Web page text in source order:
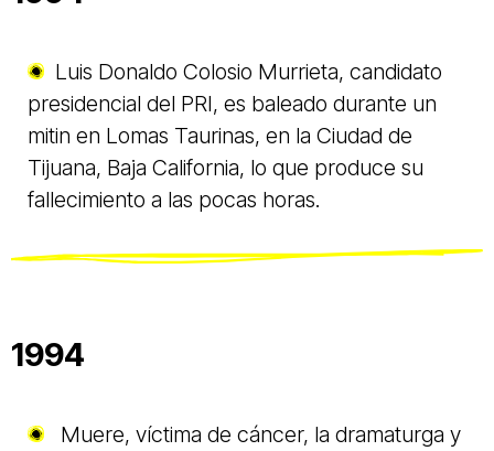
Luis Donaldo Colosio Murrieta, candidato
presidencial del PRI, es baleado durante un
mitin en Lomas Taurinas, en la Ciudad de
Tijuana, Baja California, lo que produce su
fallecimiento a las pocas horas.
1994
Muere, víctima de cáncer, la dramaturga y